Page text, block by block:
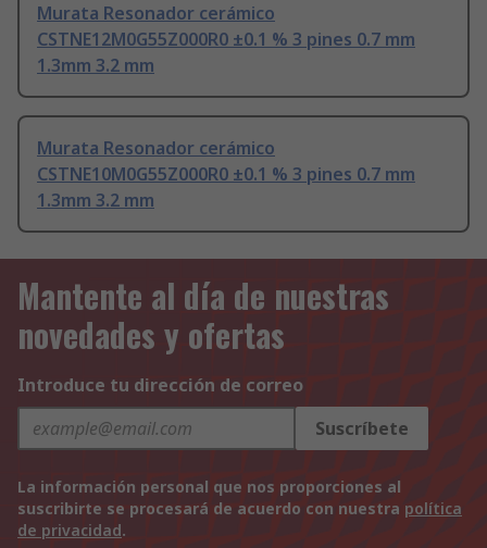
Murata Resonador cerámico
CSTNE12M0G55Z000R0 ±0.1 % 3 pines 0.7 mm
1.3mm 3.2 mm
Murata Resonador cerámico
CSTNE10M0G55Z000R0 ±0.1 % 3 pines 0.7 mm
1.3mm 3.2 mm
Mantente al día de nuestras
novedades y ofertas
Introduce tu dirección de correo
Suscríbete
La información personal que nos proporciones al
suscribirte se procesará de acuerdo con nuestra política
de privacidad.